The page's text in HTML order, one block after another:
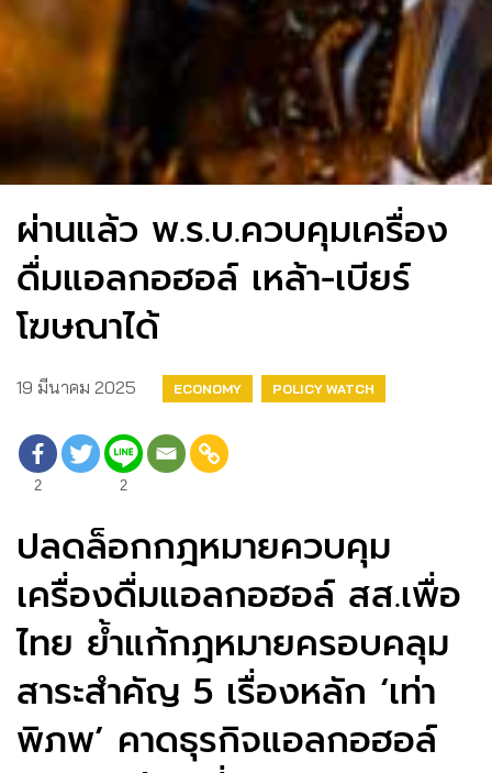
ผ่านแล้ว พ.ร.บ.ควบคุมเครื่อง
ดื่มแอลกอฮอล์ เหล้า-เบียร์
โฆษณาได้
19 มีนาคม 2025 ECONOMY POLICY WATCH
2 2
ปลดล็อกกฎหมายควบคุม
เครื่องดื่มแอลกอฮอล์ สส.เพื่อ
ไทย ย้ำแก้กฎหมายครอบคลุม
สาระสำคัญ 5 เรื่องหลัก ‘เท่า
พิภพ’ คาดธุรกิจแอลกอฮอล์